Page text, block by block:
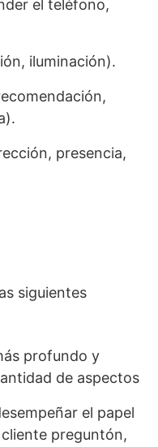
el teléfono,
iluminación).
presencia,
siguientes
profundo y
de aspectos
el papel
preguntón,